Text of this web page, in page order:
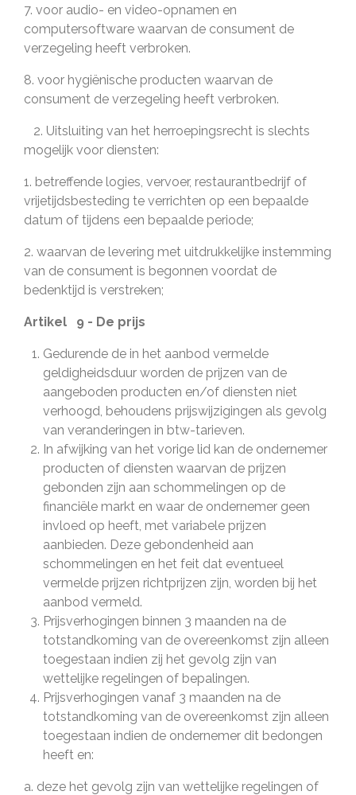
7. voor audio- en video-opnamen en
computersoftware waarvan de consument de
verzegeling heeft verbroken.
8. voor hygiënische producten waarvan de
consument de verzegeling heeft verbroken.
2. Uitsluiting van het herroepingsrecht is slechts
mogelijk voor diensten:
1. betreffende logies, vervoer, restaurantbedrijf of
vrijetijdsbesteding te verrichten op een bepaalde
datum of tijdens een bepaalde periode;
2. waarvan de levering met uitdrukkelijke instemming
van de consument is begonnen voordat de
bedenktijd is verstreken;
Artikel 9 - De prijs
Gedurende de in het aanbod vermelde
geldigheidsduur worden de prijzen van de
aangeboden producten en/of diensten niet
verhoogd, behoudens prijswijzigingen als gevolg
van veranderingen in btw-tarieven.
In afwijking van het vorige lid kan de ondernemer
producten of diensten waarvan de prijzen
gebonden zijn aan schommelingen op de
financiële markt en waar de ondernemer geen
invloed op heeft, met variabele prijzen
aanbieden. Deze gebondenheid aan
schommelingen en het feit dat eventueel
vermelde prijzen richtprijzen zijn, worden bij het
aanbod vermeld.
Prijsverhogingen binnen 3 maanden na de
totstandkoming van de overeenkomst zijn alleen
toegestaan indien zij het gevolg zijn van
wettelijke regelingen of bepalingen.
Prijsverhogingen vanaf 3 maanden na de
totstandkoming van de overeenkomst zijn alleen
toegestaan indien de ondernemer dit bedongen
heeft en:
a. deze het gevolg zijn van wettelijke regelingen of